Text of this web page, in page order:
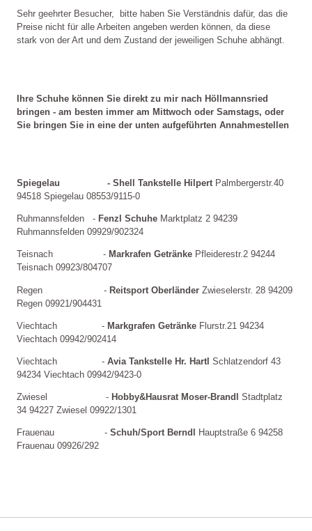
Sehr geehrter Besucher,  bitte haben Sie Verständnis dafür, das die
Preise nicht für alle Arbeiten angeben werden können, da diese
stark von der Art und dem Zustand der jeweiligen Schuhe abhängt.
Ihre Schuhe können Sie direkt zu mir nach Höllmannsried
bringen - am besten immer am Mittwoch oder Samstags, oder
Sie bringen Sie in eine der unten aufgeführten Annahmestellen
Spiegelau                 - Shell Tankstelle Hilpert Palmbergerstr.40
94518 Spiegelau 08553/9115-0
Ruhmannsfelden   - Fenzl Schuhe Marktplatz 2 94239
Ruhmannsfelden 09929/902324
Teisnach                  - Markrafen Getränke Pfleiderestr.2 94244
Teisnach 09923/804707
Regen                      - Reitsport Oberländer Zwieselerstr. 28 94209
Regen 09921/904431
Viechtach                - Markgrafen Getränke Flurstr.21 94234
Viechtach 09942/902414
Viechtach                - Avia Tankstelle Hr. Hartl Schlatzendorf 43
94234 Viechtach 09942/9423-0
Zwiesel                     - Hobby&Hausrat Moser-Brandl
Stadtplatz
34 94227 Zwiesel 09922/1301
Frauenau                  - Schuh/Sport Berndl
Hauptstraße 6 94258
Frauenau 09926/292